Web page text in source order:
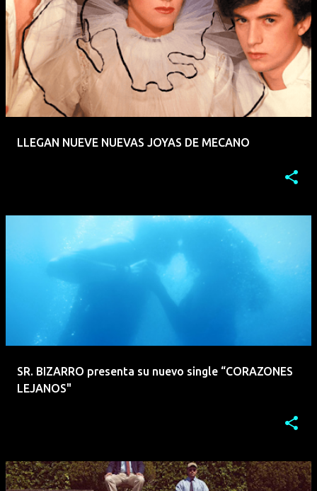
E
n
t
d
LLEGAN NUEVE NUEVAS JOYAS DE MECANO
SR. BIZARRO presenta su nuevo single “CORAZONES
LEJANOS"